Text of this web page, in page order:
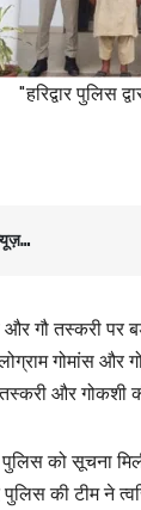
"हरिद्वार पुलिस
गौ तस्करी पर
गोमांस और
तस्करी और
पुलिस को सूचना
पुलिस की टीम ने